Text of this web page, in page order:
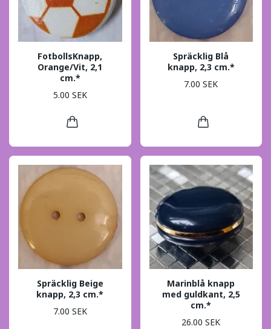
FotbollsKnapp,
Orange/Vit, 2,1
cm.*
5.00 SEK
Spräcklig Blå
knapp, 2,3 cm.*
7.00 SEK
Spräcklig Beige
knapp, 2,3 cm.*
7.00 SEK
Marinblå knapp
med guldkant, 2,5
cm.*
26.00 SEK